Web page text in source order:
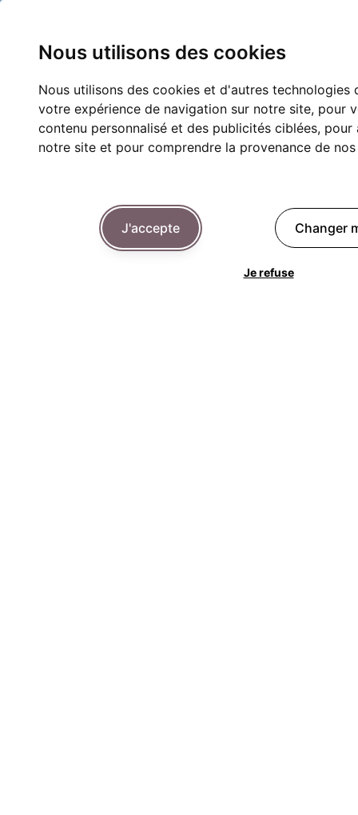
Nous utilisons des cookies
Nous utilisons des cookies et d'autres technologies
votre expérience de navigation sur notre site, pour
contenu personnalisé et des publicités ciblées,
notre site et pour comprendre la provenance de
J'accepte
Je refuse
Changer